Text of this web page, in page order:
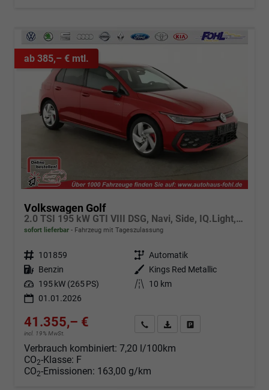
ab 385,– € mtl.
Volkswagen Golf
2.0 TSI 195 kW GTI VIII DSG, Navi, Side, IQ.Light, Kamera, Winter
sofort lieferbar Fahrzeug mit Tageszulassung
Fahrzeugnr. 101859 Getriebe Automatik
Kraftstoff Benzin Außenfarbe
Kings Red Metallic
Leistung 195 kW (265 PS) Kilometerstand
10 km
01.01.2026
41.355,– €
incl. 19% MwSt.
Angebot anfordern
Fahrzeugexpose (PDF)
Verbrauch kombiniert: 7,20 l/100km
CO2-Klasse: F
CO2-Emissionen: 163,00 g/km